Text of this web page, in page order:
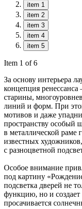
item 1
item 2
item 3
item 4
item 5
Item 1 of 6
За основу интерьера
концепция
старины,
линий и форм. При
мотивов и даже
пространству особый
в металлической раме
известных
с разноцветной
Особое внимание
под картину
подсветка дверей не
функцию, но и
просачивается